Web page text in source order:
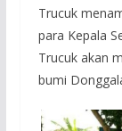
Trucuk
para Kepala
Trucuk akan
bumi